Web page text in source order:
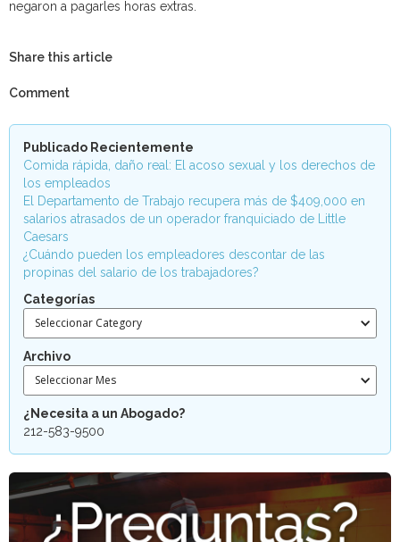
negaron a pagarles horas extras.
Share this article
Comment
Publicado Recientemente
Comida rápida, daño real: El acoso sexual y los derechos de
los empleados
El Departamento de Trabajo recupera más de $409,000 en
salarios atrasados de un operador franquiciado de Little
Caesars
¿Cuándo pueden los empleadores descontar de las
propinas del salario de los trabajadores?
Categorías
Seleccionar Category
Archivo
Seleccionar Mes
¿Necesita a un Abogado?
212-583-9500